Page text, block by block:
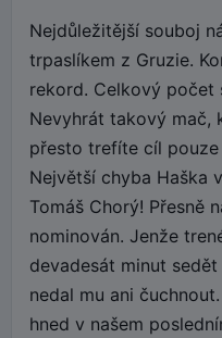
Nejdůležitější souboj
trpaslíkem z Gruzie.
rekord. Celkový počet
Nevyhrát takový mač,
přesto trefíte cíl
Největší chyba Haška
Tomáš Chorý! Přesně
nominován. Jenže
devadesát minut
nedal mu ani
hned v našem